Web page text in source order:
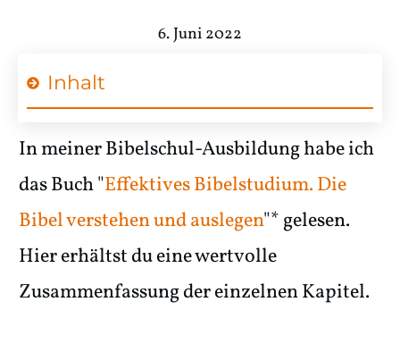
6. Juni 2022
Inhalt
In meiner Bibelschul-Ausbildung habe ich
das Buch "Effektives Bibelstudium. Die
Bibel verstehen und auslegen"* gelesen.
Hier erhältst du eine wertvolle
Zusammenfassung der einzelnen Kapitel.